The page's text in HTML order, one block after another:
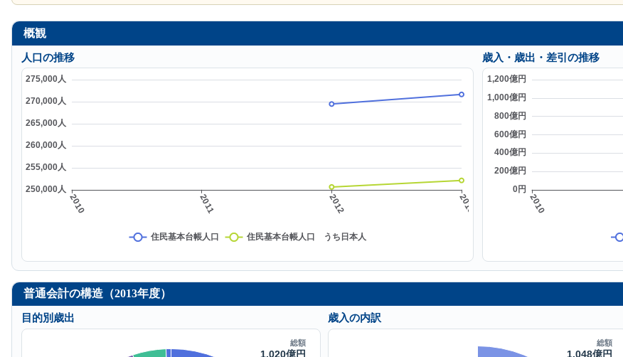
概観
人口の推移
歳入・歳出・差引の推移
普通会計の構造（2013年度）
目的別歳出
歳入の内訳